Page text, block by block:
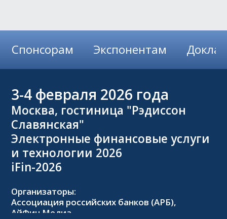
Спонсорам Экспонентам
3-4 февраля 2026 года
Москва, гостиница "Рэдиссон
Славянская"
Электронные финансовые услуги
и технологии 2026
iFin-2026
Организаторы:
Ассоциация российских банков (АРБ),
АйФин Медиа